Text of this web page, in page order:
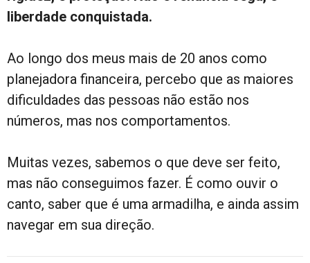
liberdade conquistada.
Ao longo dos meus mais de 20 anos como
planejadora financeira, percebo que as maiores
dificuldades das pessoas não estão nos
números, mas nos comportamentos.
Muitas vezes, sabemos o que deve ser feito,
mas não conseguimos fazer. É como ouvir o
canto, saber que é uma armadilha, e ainda assim
navegar em sua direção.